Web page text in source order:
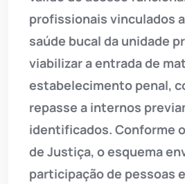
profissionais vinculados
saúde bucal da unidade
viabilizar a entrada de
estabelecimento penal,
repasse a internos
identificados. Conforme
de Justiça, o esquema
participação de pessoas